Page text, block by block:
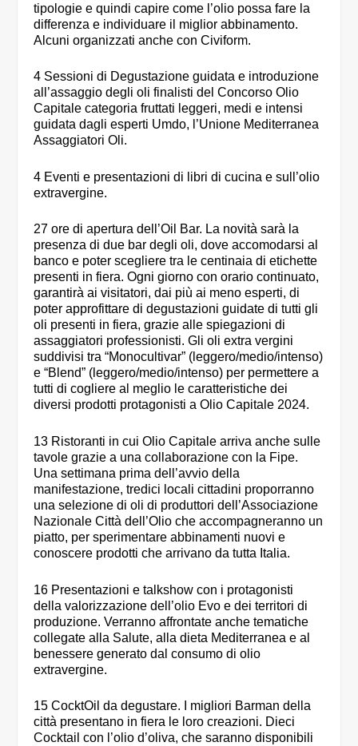
tipologie e quindi capire come l’olio possa fare la
differenza e individuare il miglior abbinamento.
Alcuni organizzati anche con Civiform.
4 Sessioni di Degustazione guidata e introduzione
all’assaggio degli oli finalisti del Concorso Olio
Capitale categoria fruttati leggeri, medi e intensi
guidata dagli esperti Umdo, l’Unione Mediterranea
Assaggiatori Oli.
4 Eventi e presentazioni di libri di cucina e sull’olio
extravergine.
27 ore di apertura dell’Oil Bar. La novità sarà la
presenza di due bar degli oli, dove accomodarsi al
banco e poter scegliere tra le centinaia di etichette
presenti in fiera. Ogni giorno con orario continuato,
garantirà ai visitatori, dai più ai meno esperti, di
poter approfittare di degustazioni guidate di tutti gli
oli presenti in fiera, grazie alle spiegazioni di
assaggiatori professionisti. Gli oli extra vergini
suddivisi tra “Monocultivar” (leggero/medio/intenso)
e “Blend” (leggero/medio/intenso) per permettere a
tutti di cogliere al meglio le caratteristiche dei
diversi prodotti protagonisti a Olio Capitale 2024.
13 Ristoranti in cui Olio Capitale arriva anche sulle
tavole grazie a una collaborazione con la Fipe.
Una settimana prima dell’avvio della
manifestazione, tredici locali cittadini proporranno
una selezione di oli di produttori dell’Associazione
Nazionale Città dell’Olio che accompagneranno un
piatto, per sperimentare abbinamenti nuovi e
conoscere prodotti che arrivano da tutta Italia.
16 Presentazioni e talkshow con i protagonisti
della valorizzazione dell’olio Evo e dei territori di
produzione. Verranno affrontate anche tematiche
collegate alla Salute, alla dieta Mediterranea e al
benessere generato dal consumo di olio
extravergine.
15 CocktOil da degustare. I migliori Barman della
città presentano in fiera le loro creazioni. Dieci
Cocktail con l’olio d’oliva, che saranno disponibili